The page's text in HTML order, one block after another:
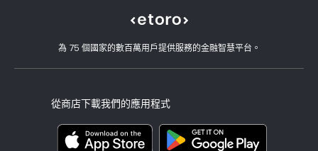
為 75 個國家的數百萬用戶提供服務的金融智慧平台。
從商店下載我們的應用程式
用戶端漏洞
我們的辦事處
風險揭露
關鍵資訊文件
投訴資料（FCA 客戶）
投資保險